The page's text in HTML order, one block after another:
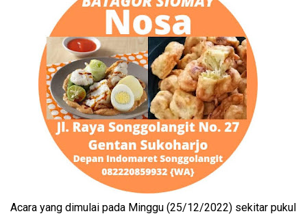
Acara yang dimulai pada Minggu (25/12/2022) sekitar pukul